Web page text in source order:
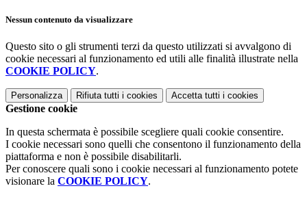
Nessun contenuto da visualizzare
Questo sito o gli strumenti terzi da questo utilizzati si avvalgono di
cookie necessari al funzionamento ed utili alle finalità illustrate nella
COOKIE POLICY.
Personalizza Rifiuta tutti i cookies Accetta tutti i cookies
Gestione cookie
In questa schermata è possibile scegliere quali cookie consentire.
I cookie necessari sono quelli che consentono il funzionamento della
piattaforma e non è possibile disabilitarli.
Per conoscere quali sono i cookie necessari al funzionamento potete
visionare la COOKIE POLICY.